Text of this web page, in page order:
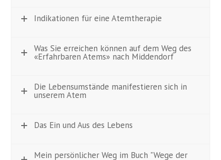
Indikationen für eine Atemtherapie
Was Sie erreichen können auf dem Weg des
«Erfahrbaren Atems» nach Middendorf
Die Lebensumstände manifestieren sich in
unserem Atem
Das Ein und Aus des Lebens
Mein persönlicher Weg im Buch "Wege der